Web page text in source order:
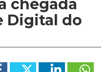
chegada
Digital do